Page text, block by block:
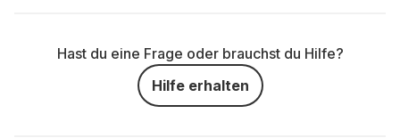
Hast du eine Frage oder brauchst du Hilfe?
Hilfe erhalten